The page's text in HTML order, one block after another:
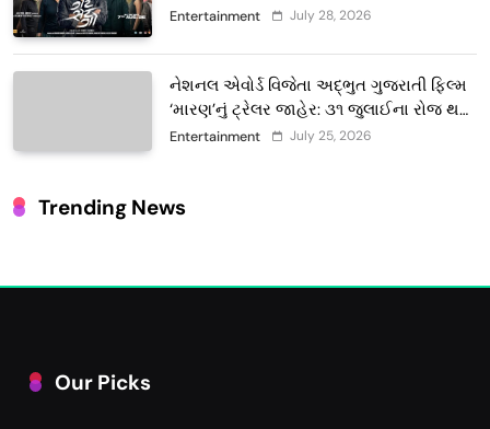
ટેક VFX જોવા મળશે
Entertainment July 28, 2026
નેશનલ એવોર્ડ વિજેતા અદ્ભુત ગુજરાતી ફિલ્મ
‘મારણ’નું ટ્રેલર જાહેર: ૩૧ જુલાઈના રોજ થશે
થિયેટરોમાં રિલીઝ
Entertainment July 25, 2026
Trending News
Our Picks